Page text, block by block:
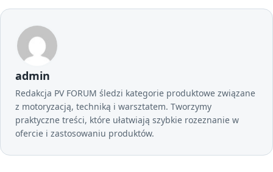
admin
Redakcja PV FORUM śledzi kategorie produktowe związane
z motoryzacją, techniką i warsztatem. Tworzymy
praktyczne treści, które ułatwiają szybkie rozeznanie w
ofercie i zastosowaniu produktów.